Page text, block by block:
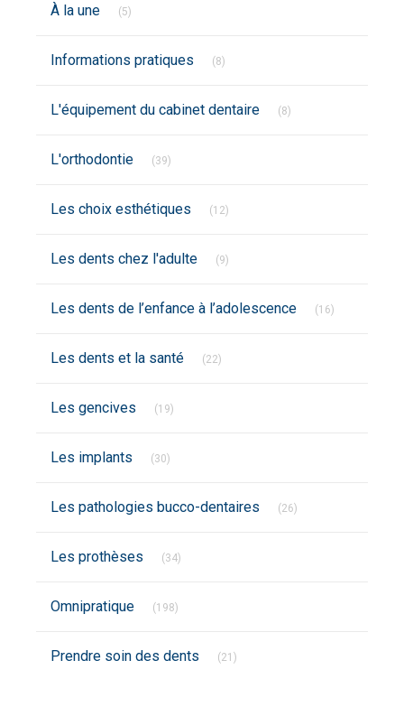
À la une (5)
Informations pratiques (8)
L'équipement du cabinet dentaire (8)
L'orthodontie (39)
Les choix esthétiques (12)
Les dents chez l'adulte (9)
Les dents de l’enfance à l’adolescence (16)
Les dents et la santé (22)
Les gencives (19)
Les implants (30)
Les pathologies bucco-dentaires (26)
Les prothèses (34)
Omnipratique (198)
Prendre soin des dents (21)